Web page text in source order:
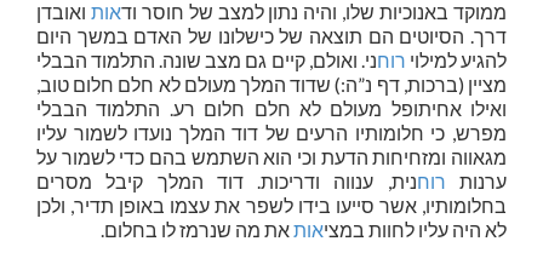
ממוקד באנוכיות שלו, והיה נתון למצב של חוסר ודאות ואובדן
דרך. הסיוטים הם תוצאה של כישלונו של האדם במשך היום
להגיע למילוי רוחני. ואולם, קיים גם מצב שונה. התלמוד הבבלי
מציין (ברכות, דף נ”ה:) שדוד המלך מעולם לא חלם חלום טוב,
ואילו אחיתופל מעולם לא חלם חלום רע. התלמוד הבבלי
מפרש, כי חלומותיו הרעים של דוד המלך נועדו לשמור עליו
מגאווה ומזחיחות הדעת וכי הוא השתמש בהם כדי לשמור על
ערנות רוחנית, ענווה ודריכות. דוד המלך קיבל מסרים
בחלומותיו, אשר סייעו בידו לשפר את עצמו באופן תדיר, ולכן
לא היה עליו לחוות במציאותאת מה שנרמז לו בחלום.